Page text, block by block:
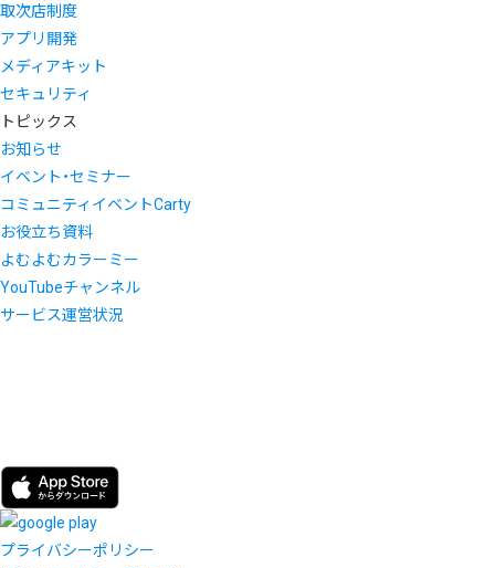
取次店制度
アプリ開発
メディアキット
セキュリティ
トピックス
お知らせ
イベント・セミナー
コミュニティイベントCarty
お役立ち資料
よむよむカラーミー
YouTubeチャンネル
サービス運営状況
プライバシーポリシー